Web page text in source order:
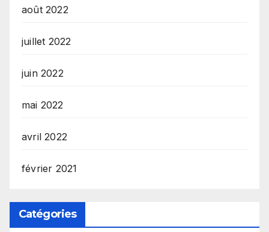
août 2022
juillet 2022
juin 2022
mai 2022
avril 2022
février 2021
Catégories